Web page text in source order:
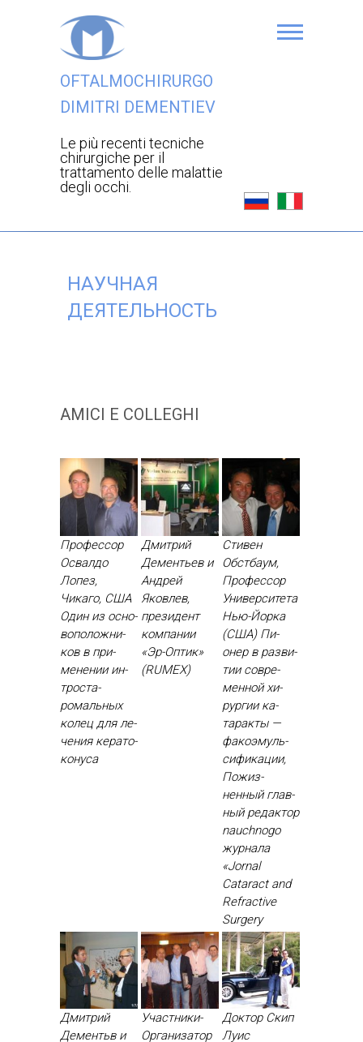
OFTALMOCHIRURGO
DIMITRI DEMENTIEV
Le più recenti tecniche
chirurgiche per il
trattamento delle malattie
degli occhi.
НАУЧНАЯ
ДЕЯТЕЛЬНОСТЬ
AMICI E COLLEGHI
Профессор
Освалдо
Лопез,
Чикаго, США
Один из ос­но­
вопо­лож­ни­
ков в при­
мене­нии ин­
трос­та­
ромаль­ных
ко­лец для ле­
чения ке­рато­
кону­са
Дмитрий
Дементьев и
Андрей
Яковлев,
президент
компании
«Эр-Оптик»
(RUMEX)
Стивен
Обстбаум,
Профессор
Университета
Нью-Йорка
(США) Пи­
онер в раз­ви­
тии сов­ре­
мен­ной хи­
рур­гии ка­
тарак­ты —
фа­ко­эмуль­
си­фика­ции,
По­жиз­
ненный глав­
ный ре­дак­тор
nauchnogo
жур­на­ла
«Jornal
Cataract and
Refractive
Surgery
Дмитрий
Дементьв и
Участники-
Организатор
Доктор Скип
Луис